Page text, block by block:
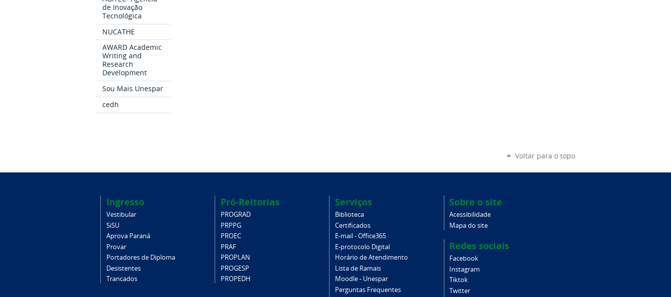
de Inovação
Tecnológica
NUCATHE
AWARD Academic
Writing and
Research
Development
Sou Mais Unespar
cedh
Voltar para o topo
Ingresso
Vestibular
SiSU
Aprova Paraná
Provar
Portadores de Diploma
Desistentes
Trancados
Pró-Reitorias
PROGRAD
PRPPG
PROEC
PRAF
PROPLAN
PROGESP
PROPEDH
Serviços
Biblioteca
Certificados
E-mail - Office365
E-protocolo Digital
Horário de Atendimento
Lista de Ramais
Moodle - Unespar
Perguntas Frequentes
Sobre o site
Acessibilidade
Mapa do site
Redes sociais
Facebook
Instagram
Tiktok
Twitter